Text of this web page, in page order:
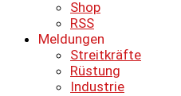
Shop
RSS
Meldungen
Streitkräfte
Rüstung
Industrie